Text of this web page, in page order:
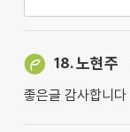
18.노현주
좋은글 감사합니다